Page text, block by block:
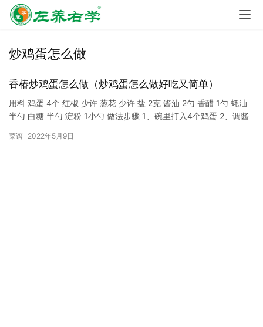
炒鸡蛋怎么做
香椿炒鸡蛋怎么做（炒鸡蛋怎么做好吃又简单）
用料 鸡蛋 4个 红椒 少许 葱花 少许 盐 2克 酱油 2勺 香醋 1勺 蚝油
半勺 白糖 半勺 淀粉 1小勺 做法步骤 1、碗里打入4个鸡蛋 2、调酱
菜谱 2022年5月9日